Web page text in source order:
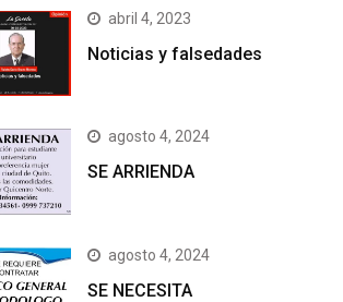
abril 4, 2023
Noticias y falsedades
agosto 4, 2024
SE ARRIENDA
agosto 4, 2024
SE NECESITA